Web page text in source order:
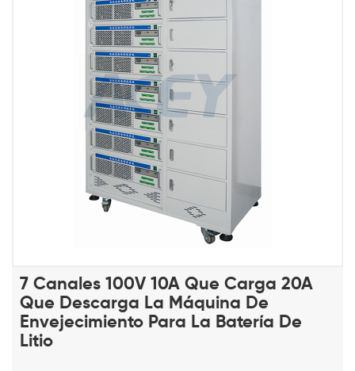
7 Canales 100V 10A Que Carga 20A
Que Descarga La Máquina De
Envejecimiento Para La Batería De
Litio